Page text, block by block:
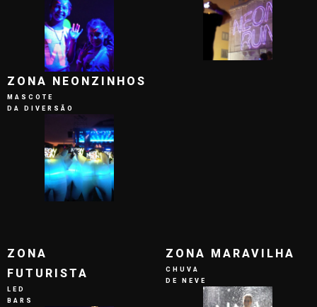
ZONA NEONZINHOS
MASCOTE
DA DIVERSÃO
ZONA
FUTURISTA
LED
BARS
ZONA MARAVILHA
CHUVA
DE NEVE